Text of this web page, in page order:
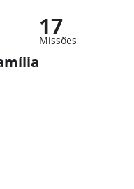
17
Missões